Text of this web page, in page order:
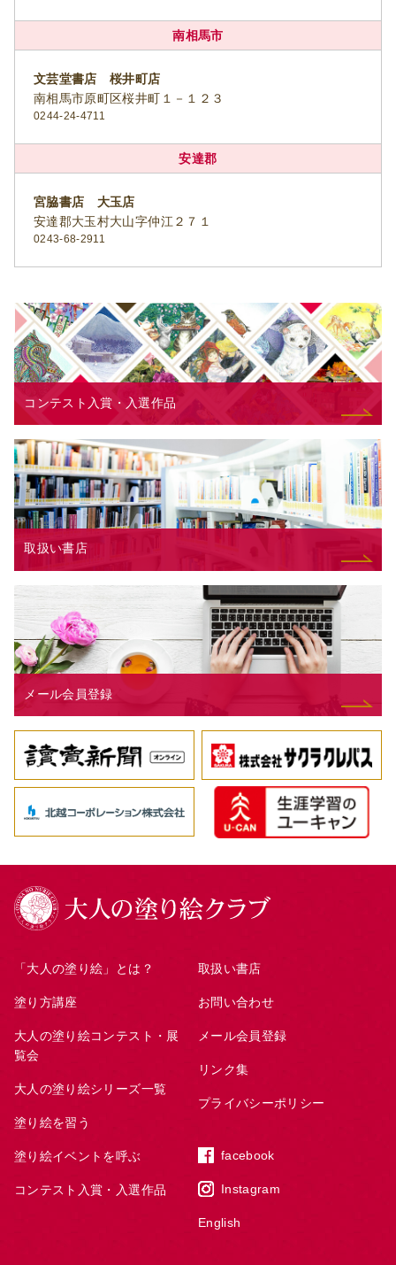
南相馬市
文芸堂書店 桜井町店
南相馬市原町区桜井町１－１２３
0244-24-4711
安達郡
宮脇書店 大玉店
安達郡大玉村大山字仲江２７１
0243-68-2911
コンテスト入賞・入選作品
取扱い書店
メール会員登録
「大人の塗り絵」とは？
塗り方講座
大人の塗り絵コンテスト・展
覧会
大人の塗り絵シリーズ一覧
塗り絵を習う
塗り絵イベントを呼ぶ
コンテスト入賞・入選作品
取扱い書店
お問い合わせ
メール会員登録
リンク集
プライバシーポリシー
facebook
Instagram
English